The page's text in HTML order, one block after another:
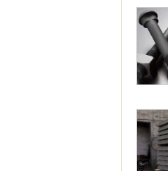
【
工
【
【
【
污
【
资